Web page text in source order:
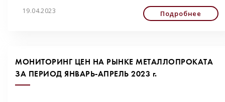
19.04.2023 Подробнее
МОНИТОРИНГ ЦЕН НА РЫНКЕ МЕТАЛЛОПРОКАТА
ЗА ПЕРИОД ЯНВАРЬ-АПРЕЛЬ 2023 г.